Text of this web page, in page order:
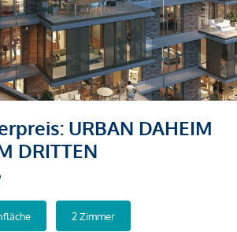
URBAN DAHEIM
DRITTEN
2 Zimmer